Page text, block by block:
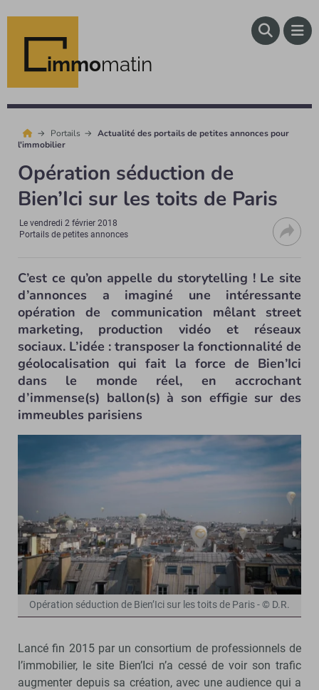
immomatin
Portails
Actualité des portails de petites annonces pour
l'immobilier
Opération séduction de
Bien’Ici sur les toits de Paris
Levendredi 2 février 2018
Portails de petites annonces
C’est ce qu’on appelle du storytelling ! Le site
d’annonces a imaginé une intéressante
opération de communication mêlant street
marketing, production vidéo et réseaux
sociaux. L’idée : transposer la fonctionnalité de
géolocalisation qui fait la force de Bien’Ici
dans le monde réel, en accrochant
d’immense(s) ballon(s) à son effigie sur des
immeubles parisiens
Opération séduction de Bien’Ici sur les toits de Paris - © D.R.
Lancé fin 2015 par un consortium de professionnels de
l’immobilier, le site Bien’Ici n’a cessé de voir son trafic
augmenter depuis sa création, avec une audience qui a